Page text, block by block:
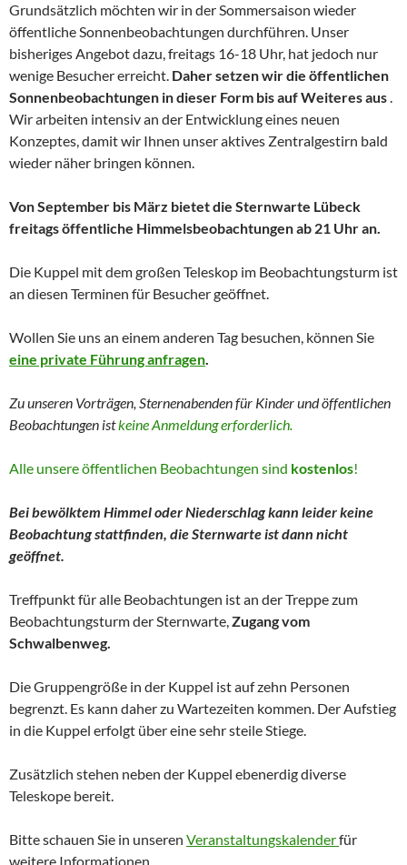
Grundsätzlich möchten wir in der Sommersaison wieder
öffentliche Sonnenbeobachtungen durchführen. Unser
bisheriges Angebot dazu, freitags 16-18 Uhr, hat jedoch nur
wenige Besucher erreicht. Daher setzen wir die öffentlichen
Sonnenbeobachtungen in dieser Form bis auf Weiteres aus.
Wir arbeiten intensiv an der Entwicklung eines neuen
Konzeptes, damit wir Ihnen unser aktives Zentralgestirn bald
wieder näher bringen können.
Von September bis März bietet die Sternwarte Lübeck
freitags öffentliche Himmelsbeobachtungen ab 21 Uhr an.
Die Kuppel mit dem großen Teleskop im Beobachtungsturm ist
an diesen Terminen für Besucher geöffnet.
Wollen Sie uns an einem anderen Tag besuchen, können Sie
eine private Führung anfragen.
Zu unseren Vorträgen, Sternenabenden für Kinder undöffentlichen
Beobachtungen istkeine Anmeldung erforderlich.
Alle unsere öffentlichen Beobachtungen sind kostenlos!
Bei bewölktem Himmel oder Niederschlag kann leider keine
Beobachtung stattfinden, die Sternwarte ist dann nicht
geöffnet.
Treffpunkt für alle Beobachtungen ist an der Treppe zum
Beobachtungsturm der Sternwarte,Zugang vom
Schwalbenweg.
Die Gruppengröße in der Kuppel ist auf zehn Personen
begrenzt. Es kann daher zu Wartezeiten kommen. Der Aufstieg
in die Kuppel erfolgt über eine sehr steile Stiege.
Zusätzlich stehen neben der Kuppel ebenerdig diverse
Teleskope bereit.
Bitte schauen Sie in unseren Veranstaltungskalenderfür
weitere Informationen.